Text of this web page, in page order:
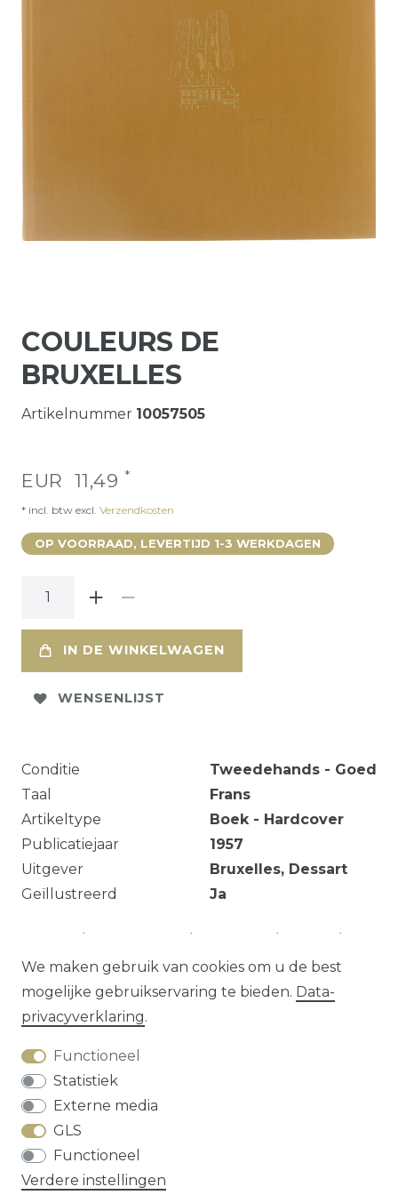
COULEURS DE
BRUXELLES
Artikelnummer 10057505
EUR 11,49 *
* incl. btw excl. Verzendkosten
OP VOORRAAD, LEVERTIJD 1-3 WERKDAGEN
IN DE WINKELWAGEN
WENSENLIJST
Conditie
Tweedehands - Goed
Taal
Frans
Artikeltype
Boek - Hardcover
Publicatiejaar
1957
Uitgever
Bruxelles, Dessart
Geïllustreerd
Ja
Illustriert
Vraag over dit artikel?
We maken gebruik van cookies om u de best
mogelijke gebruikservaring te bieden. Data­
privacy­verklaring.
Functioneel
Statistiek
Externe media
GLS
Functioneel
Verdere instellingen